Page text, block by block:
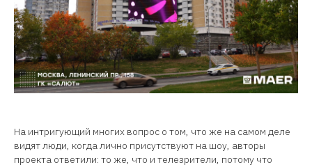
На интригующий многих вопрос о том, что же на самом деле
видят люди, когда лично присутствуют на шоу, авторы
проекта ответили: то же, что и телезрители, потому что